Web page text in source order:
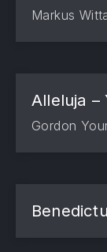
Markus
Alleluja –
Gordon